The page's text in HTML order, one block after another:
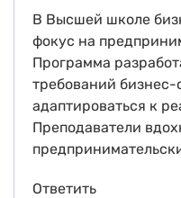
В Высшей школе
фокус на
Программа
требований бизнес-
адаптироваться к
Преподаватели
Ответить